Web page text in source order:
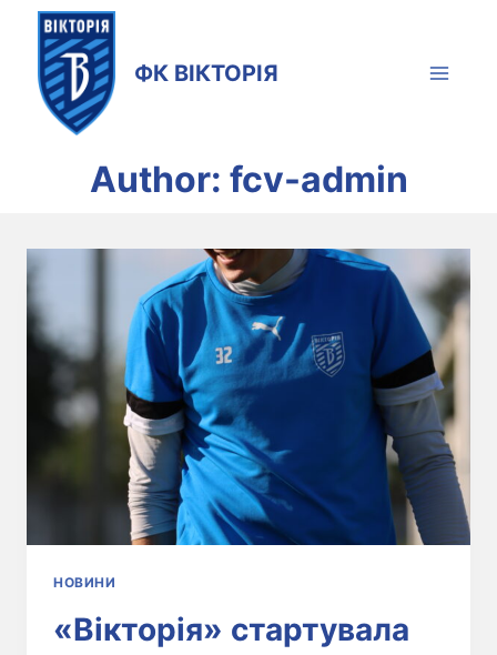
content
ФК ВІКТОРІЯ
Author: fcv-admin
НОВИНИ
«Вікторія» стартувала